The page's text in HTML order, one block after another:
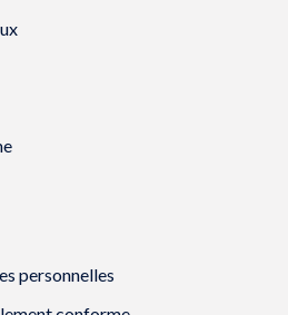
e
e
n
ê
personnelles